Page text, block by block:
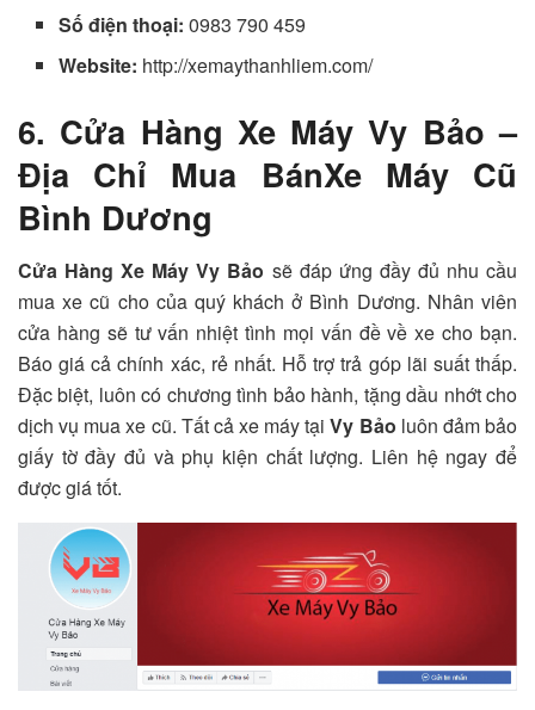
Số điện thoại: 0983 790 459
Website: http://xemaythanhliem.com/
6. Cửa Hàng Xe Máy Vy Bảo –
Địa Chỉ Mua BánXe Máy Cũ
Bình Dương
Cửa Hàng Xe Máy Vy Bảo sẽ đáp ứng đầy đủ nhu cầu
mua xe cũ cho của quý khách ở Bình Dương. Nhân viên
cửa hàng sẽ tư vấn nhiệt tình mọi vấn đề về xe cho bạn.
Báo giá cả chính xác, rẻ nhất. Hỗ trợ trả góp lãi suất thấp.
Đặc biệt, luôn có chương tình bảo hành, tặng dầu nhớt cho
dịch vụ mua xe cũ. Tất cả xe máy tạiVy Bảo luôn đảm bảo
giấy tờ đầy đủ và phụ kiện chất lượng. Liên hệ ngay để
được giá tốt.